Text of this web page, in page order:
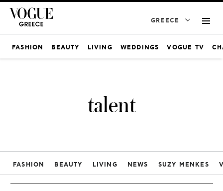
GREECE
FASHION BEAUTY LIVING WEDDINGS VOGUE TV
talent
FASHION BEAUTY LIVING NEWS SUZY MENKES